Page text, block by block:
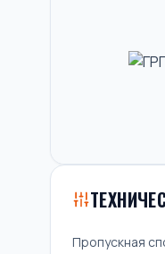
Пропускная